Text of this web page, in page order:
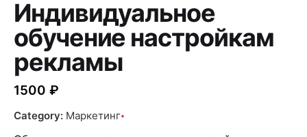
Индивидуальное
обучение настройкам
рекламы
1500 ₽
Category: Маркетинг